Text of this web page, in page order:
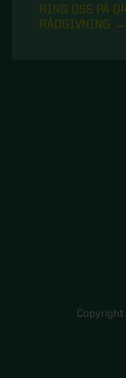
RING OSS PÅ
RÅDGIVNING